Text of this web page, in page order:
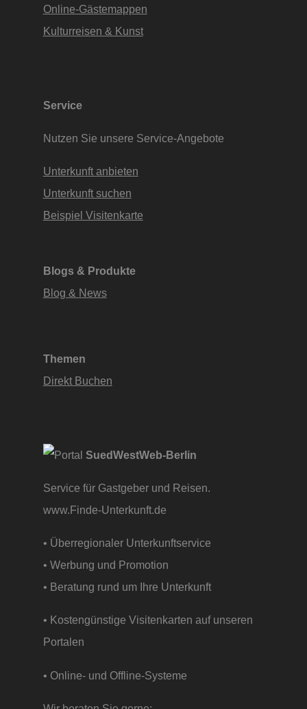
Online-Gästemappen
Kulturreisen & Kunst
Service
Nutzen Sie unsere Service-Angebote
Unterkunft anbieten
Unterkunft suchen
Beispiel Visitenkarte
Blogs & Produkte
Blog & News
Themen
Direkt Buchen
SuedWestWeb-Berlin
Service für Gastgeber und Reisen.
www.Finde-Unterkunft.de
• Überregionaler Unterkunftservice
• Werbung und Promotion
• Beratung rund um Ihre Unterkunft
• Kostengünstige Visitenkarten auf unseren
Portalen
• Online- und Offline-Systeme